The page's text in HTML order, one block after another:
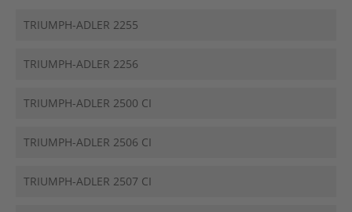
TRIUMPH-ADLER 2255
TRIUMPH-ADLER 2256
TRIUMPH-ADLER 2500 CI
TRIUMPH-ADLER 2506 CI
TRIUMPH-ADLER 2507 CI